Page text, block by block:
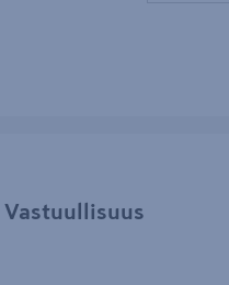
Vastuullisuus